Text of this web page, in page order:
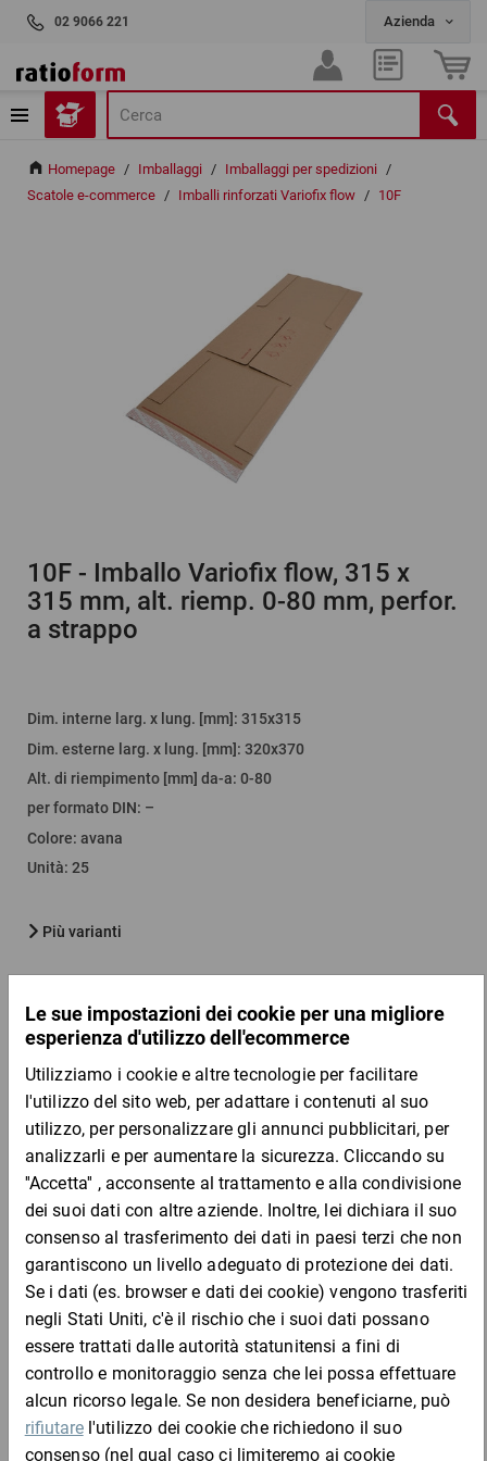
02 9066 221
Homepage / Imballaggi / Imballaggi per spedizioni /
Scatole e-commerce / Imballi rinforzati Variofix flow / 10F
10F - Imballo Variofix flow, 315 x
315 mm, alt. riemp. 0-80 mm, perfor.
a strappo
Dim. interne larg. x lung. [mm] : 315x315
Dim. esterne larg. x lung. [mm]: 320x370
Alt. di riempimento [mm] da-a: 0-80
per formato DIN: –
Colore: avana
Unità: 25
Più varianti
Quantità Prezzo Totale
Da 1
2,98 €
Da 50
2,79 €
per 1 Pezzo
Campione
DESCRIZIONE DEL PRODOTTO
Difficilmente la spedizione può essere più veloce: con questo
imballo monopezzo universale spedire libri, stampe, campioni,
prodotti già imballati e molto altro è un gioco da ragazzi. Inserite
semplicemente la merce nell’imballo, fissatela con le falde laterali
ad altezza variabile e chiudetelo con le strisce autoadesive!